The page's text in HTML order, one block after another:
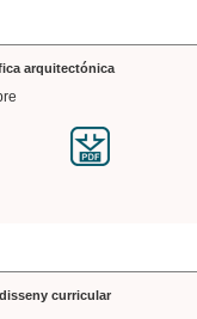
arquitectónica
curricular